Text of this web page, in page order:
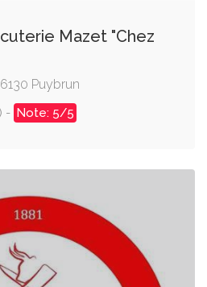
Mazet "Chez
Puybrun
- Note: 5/5